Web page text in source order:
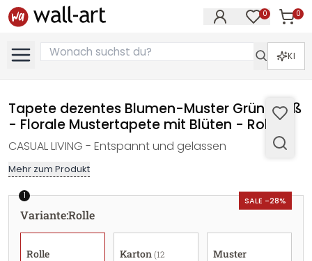
0 0
KI
Tapete dezentes Blumen-Muster Grün Weiß
- Florale Mustertapete mit Blüten - Rolle
CASUAL LIVING - Entspannt und gelassen
Mehr zum Produkt
SALE -28%
1
Variante:Rolle
Rolle Karton (12
Muster